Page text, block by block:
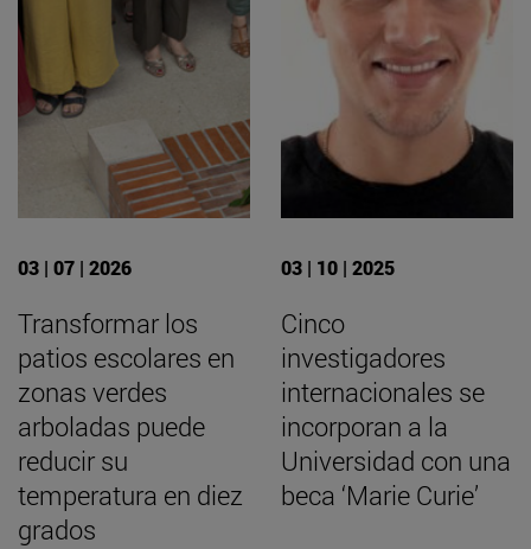
03 | 07 | 2026
Transformar los
patios escolares en
zonas verdes
arboladas puede
reducir su
temperatura en diez
grados
03 | 10 | 2025
Cinco
investigadores
internacionales se
incorporan a la
Universidad con una
beca ‘Marie Curie’